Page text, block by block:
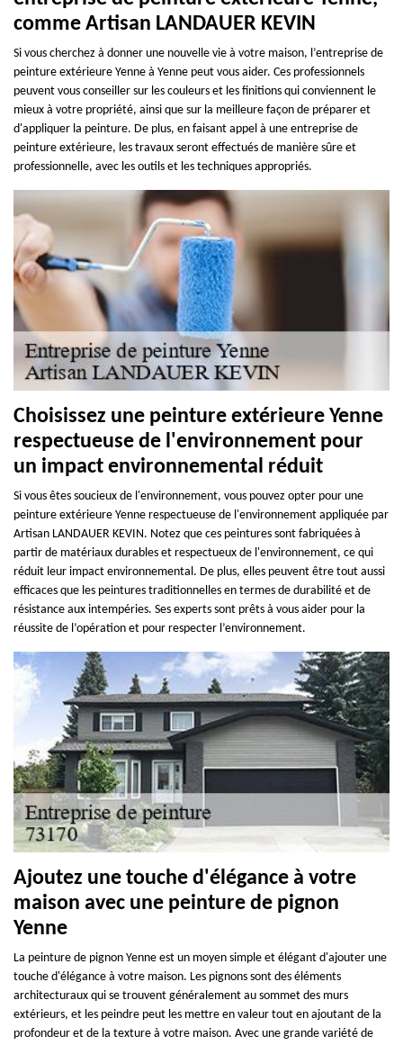
comme Artisan LANDAUER KEVIN
Si vous cherchez à donner une nouvelle vie à votre maison, l’entreprise de
peinture extérieure Yenne à Yenne peut vous aider. Ces professionnels
peuvent vous conseiller sur les couleurs et les finitions qui conviennent le
mieux à votre propriété, ainsi que sur la meilleure façon de préparer et
d'appliquer la peinture. De plus, en faisant appel à une entreprise de
peinture extérieure, les travaux seront effectués de manière sûre et
professionnelle, avec les outils et les techniques appropriés.
Choisissez une peinture extérieure Yenne
respectueuse de l'environnement pour
un impact environnemental réduit
Si vous êtes soucieux de l'environnement, vous pouvez opter pour une
peinture extérieure Yenne respectueuse de l'environnement appliquée par
Artisan LANDAUER KEVIN. Notez que ces peintures sont fabriquées à
partir de matériaux durables et respectueux de l'environnement, ce qui
réduit leur impact environnemental. De plus, elles peuvent être tout aussi
efficaces que les peintures traditionnelles en termes de durabilité et de
résistance aux intempéries. Ses experts sont prêts à vous aider pour la
réussite de l’opération et pour respecter l’environnement.
Ajoutez une touche d'élégance à votre
maison avec une peinture de pignon
Yenne
La peinture de pignon Yenne est un moyen simple et élégant d'ajouter une
touche d'élégance à votre maison. Les pignons sont des éléments
architecturaux qui se trouvent généralement au sommet des murs
extérieurs, et les peindre peut les mettre en valeur tout en ajoutant de la
profondeur et de la texture à votre maison. Avec une grande variété de